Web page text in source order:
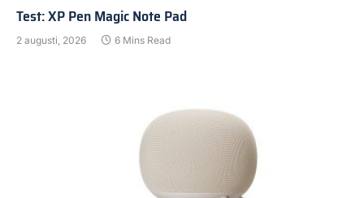
Test: XP Pen Magic Note Pad
2 augusti, 2026 6 Mins Read